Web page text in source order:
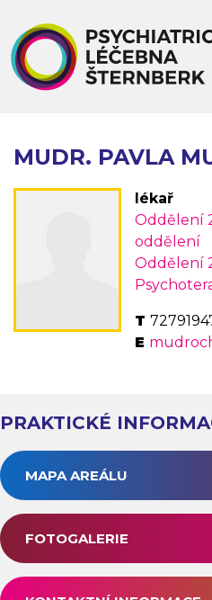
hlavnímu
obsahu
MUDR. PAVLA
lékař
Oddělení
oddělení
Oddělení
PRAKTICKÉ
MAPA AREÁLU
FOTOGALERIE